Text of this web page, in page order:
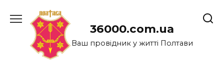
до
36000.com.ua
Ваш провідник у житті Полтави